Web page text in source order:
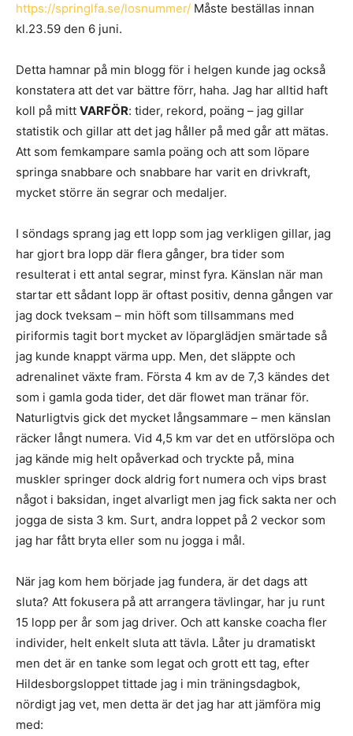
https://springlfa.se/losnummer/ Måste beställas innan
kl.23.59 den 6 juni.
Detta hamnar på min blogg för i helgen kunde jag också
konstatera att det var bättre förr, haha. Jag har alltid haft
koll på mitt VARFÖR: tider, rekord, poäng – jag gillar
statistik och gillar att det jag håller på med går att mätas.
Att som femkampare samla poäng och att som löpare
springa snabbare och snabbare har varit en drivkraft,
mycket större än segrar och medaljer.
I söndags sprang jag ett lopp som jag verkligen gillar, jag
har gjort bra lopp där flera gånger, bra tider som
resulterat i ett antal segrar, minst fyra. Känslan när man
startar ett sådant lopp är oftast positiv, denna gången var
jag dock tveksam – min höft som tillsammans med
piriformis tagit bort mycket av löparglädjen smärtade så
jag kunde knappt värma upp. Men, det släppte och
adrenalinet växte fram. Första 4 km av de 7,3 kändes det
som i gamla goda tider, det där flowet man tränar för.
Naturligtvis gick det mycket långsammare – men känslan
räcker långt numera. Vid 4,5 km var det en utförslöpa och
jag kände mig helt opåverkad och tryckte på, mina
muskler springer dock aldrig fort numera och vips brast
något i baksidan, inget alvarligt men jag fick sakta ner och
jogga de sista 3 km. Surt, andra loppet på 2 veckor som
jag har fått bryta eller som nu jogga i mål.
När jag kom hem började jag fundera, är det dags att
sluta? Att fokusera på att arrangera tävlingar, har ju runt
15 lopp per år som jag driver. Och att kanske coacha fler
individer, helt enkelt sluta att tävla. Låter ju dramatiskt
men det är en tanke som legat och grott ett tag, efter
Hildesborgsloppet tittade jag i min träningsdagbok,
nördigt jag vet, men detta är det jag har att jämföra mig
med: